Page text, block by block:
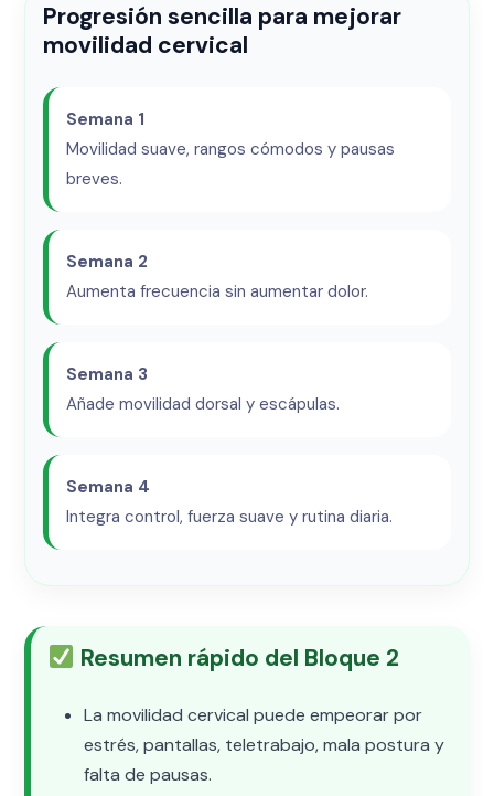
Progresión sencilla para mejorar
movilidad cervical
Semana 1
Movilidad suave, rangos cómodos y pausas
breves.
Semana 2
Aumenta frecuencia sin aumentar dolor.
Semana 3
Añade movilidad dorsal y escápulas.
Semana 4
Integra control, fuerza suave y rutina diaria.
Resumen rápido del Bloque 2
La movilidad cervical puede empeorar por
estrés, pantallas, teletrabajo, mala postura y
falta de pausas.